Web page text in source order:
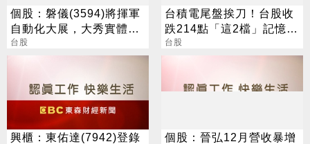
個股：磐儀(3594)將揮軍
自動化大展，大秀實體AI/
邊緣運算/機器人肌肉
台股
台積電尾盤挨刀！台股收
跌214點「這2檔」記憶體
逆勢收漲停
台股
興櫃：東佑達(7942)登錄
個股：晉弘12月營收暴增